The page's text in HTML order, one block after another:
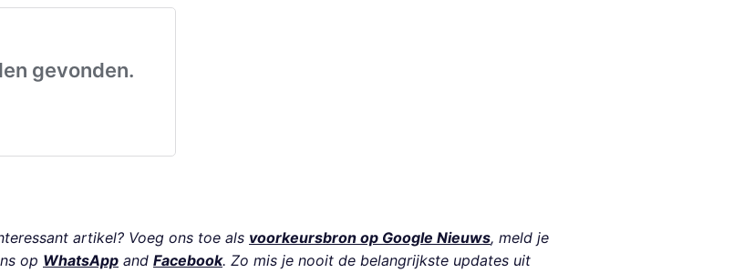
artikel? Voeg ons toe als voorkeursbron op Google Nieuws, meld je
op WhatsApp and Facebook. Zo mis je nooit de belangrijkste updates uit